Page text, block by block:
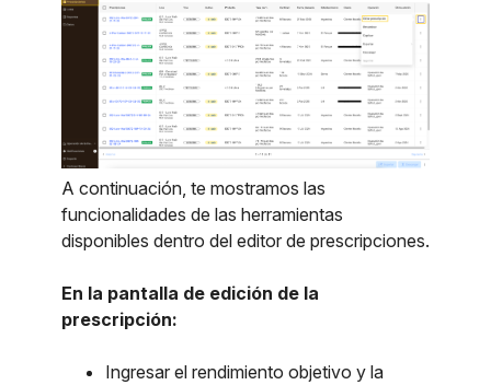
A continuación, te mostramos las
funcionalidades de las herramientas
disponibles dentro del editor de prescripciones.
En la pantalla de edición de la
prescripción:
Ingresar el rendimiento objetivo y la